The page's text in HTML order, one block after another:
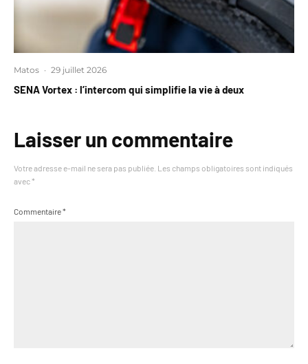
Matos · 29 juillet 2026
SENA Vortex : l’intercom qui simplifie la vie à deux
Laisser un commentaire
Votre adresse e-mail ne sera pas publiée. Les champs obligatoires sont indiqués
avec *
Commentaire*